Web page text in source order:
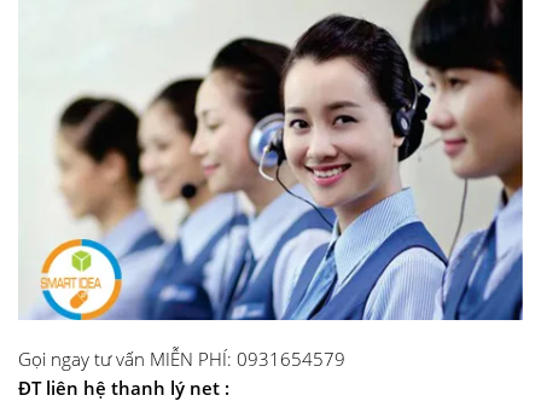
Gọi ngay tư vấn MIỄN PHÍ: 0931654579
ĐT liên hệ thanh lý net :